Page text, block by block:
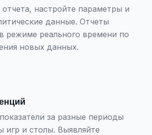
настройте параметры и
данные. Отчеты
режиме реального времени по
новых данных.
за разные периоды
игр и столы. Выявляйте